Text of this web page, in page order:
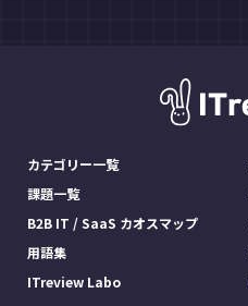
カテゴリー一覧
課題一覧
B2B IT / SaaS カオスマップ
用語集
ITreview Labo